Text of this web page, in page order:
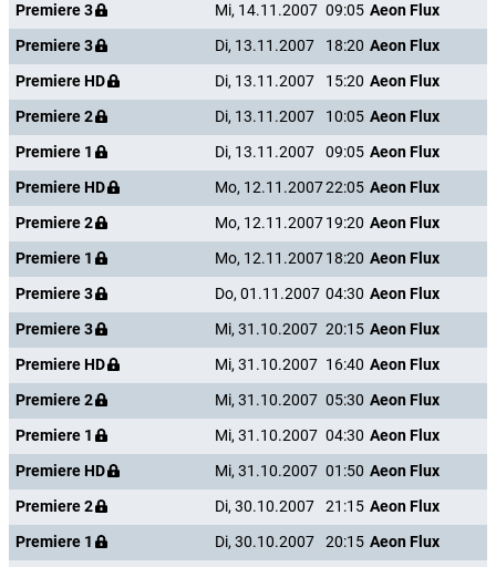
Premiere 3
Mi, 14.11.2007 09:05 Aeon Flux
Premiere 3
Di, 13.11.2007 18:20 Aeon Flux
Premiere HD
Di, 13.11.2007 15:20 Aeon Flux
Premiere 2
Di, 13.11.2007 10:05 Aeon Flux
Premiere 1
Di, 13.11.2007 09:05 Aeon Flux
Premiere HD
Mo, 12.11.200722:05 Aeon Flux
Premiere 2
Mo, 12.11.200719:20 Aeon Flux
Premiere 1
Mo, 12.11.200718:20 Aeon Flux
Premiere 3
Do, 01.11.2007 04:30 Aeon Flux
Premiere 3
Mi, 31.10.2007 20:15 Aeon Flux
Premiere HD
Mi, 31.10.2007 16:40 Aeon Flux
Premiere 2
Mi, 31.10.2007 05:30 Aeon Flux
Premiere 1
Mi, 31.10.2007 04:30 Aeon Flux
Premiere HD
Mi, 31.10.2007 01:50 Aeon Flux
Premiere 2
Di, 30.10.2007 21:15 Aeon Flux
Premiere 1
Di, 30.10.2007 20:15 Aeon Flux